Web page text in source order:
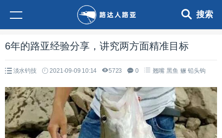
搜索
6年的路亚经验分享，讲究两方面精准目标
淡水钓技 2021-09-09 10:14 5723 0 翘嘴 黑鱼 鳜 铅头钩